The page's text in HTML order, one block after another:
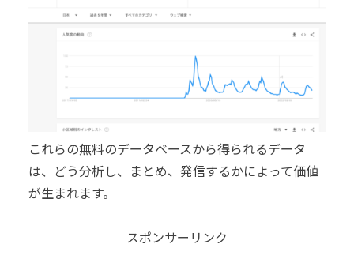
これらの無料のデータベースから得られるデータ
は、どう分析し、まとめ、発信するかによって価値
が生まれます。
スポンサーリンク